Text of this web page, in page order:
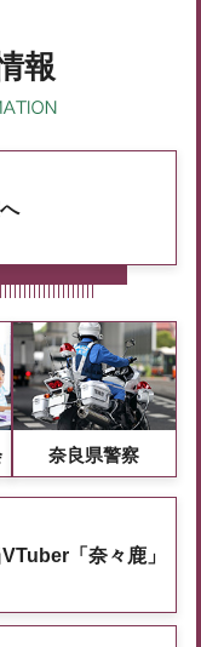
報
奈良県警察
「奈々鹿」